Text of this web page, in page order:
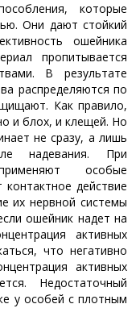
которые
Они дают стойкий
ошейника
пропитывается
В результате
распределяются по
Как правило,
и блох, и клещей. Но
не сразу, а лишь
надевания. При
особые
действие
их нервной системы
ошейник надет на
активных
что негативно
активных
Недостаточный
у особей с плотным